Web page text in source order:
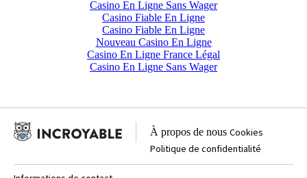
Casino En Ligne Sans Wager
Casino Fiable En Ligne
Casino Fiable En Ligne
Nouveau Casino En Ligne
Casino En Ligne France Légal
Casino En Ligne Sans Wager
À propos de nous Cookies
Politique de confidentialité